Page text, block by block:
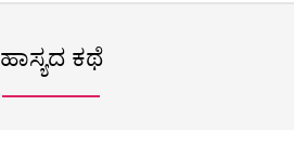
ಹಾಸ್ಯದ ಕಥೆ